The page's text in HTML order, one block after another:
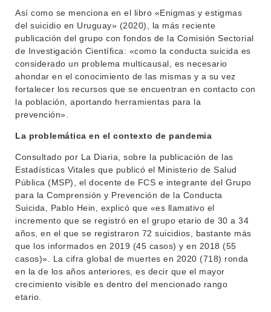
INVESTIGACIÓN
EXTENSIÓN
SERVICIOS
LLAMADOS
POSGRADOS
EDUCACIÓN PERMANENTE
MOVILIDAD ACADÉMICA
Así como se menciona en el libro «Enigmas y estigmas
del suicidio en Uruguay» (2020), la más reciente
publicación del grupo con fondos de la Comisión Sectorial
de Investigación Científica: «como la conducta suicida es
considerado un problema multicausal, es necesario
ahondar en el conocimiento de las mismas y a su vez
fortalecer los recursos que se encuentran en contacto con
la población, aportando herramientas para la
prevención».
La problemática en el contexto de pandemia
Consultado por La Diaria, sobre la publicación de las
Estadísticas Vitales que publicó el Ministerio de Salud
Pública (MSP), el docente de FCS e integrante del Grupo
para la Comprensión y Prevención de la Conducta
Suicida, Pablo Hein, explicó que «es llamativo el
incremento que se registró en el grupo etario de 30 a 34
años, en el que se registraron 72 suicidios, bastante más
que los informados en 2019 (45 casos) y en 2018 (55
casos)». La cifra global de muertes en 2020 (718) ronda
en la de los años anteriores, es decir que el mayor
crecimiento visible es dentro del mencionado rango
etario.